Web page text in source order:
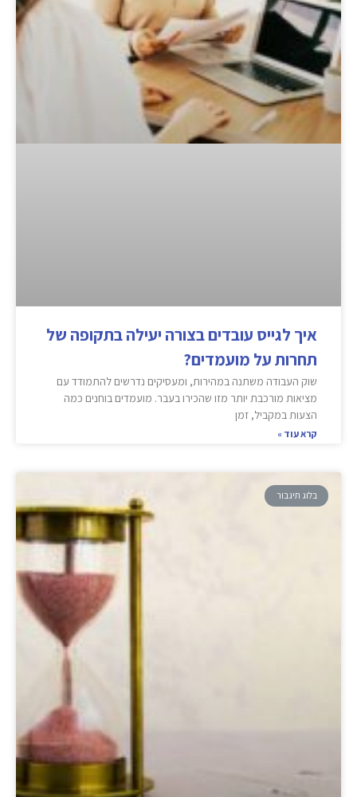
איך לגייס עובדים בצורה יעילה בתקופה של
תחרות על מועמדים?
שוק העבודה משתנה במהירות, ומעסיקים נדרשים להתמודד עם
מציאות מורכבת יותר מזו שהכירו בעבר. מועמדים בוחנים כמה
הצעות במקביל, זמן
קרא עוד »
בלוג תיגבור